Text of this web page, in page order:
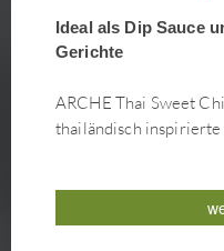
Ideal als Dip Sauce
Gerichte
ARCHE Thai Sweet
thailändisch inspirierte